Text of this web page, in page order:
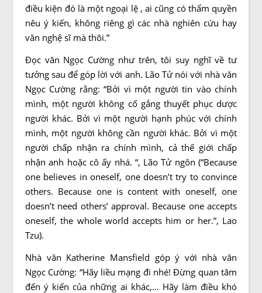
điều kiện đó là một ngoại lệ , ai cũng có thẩm quyền
nêu ý kiến, không riêng gì các nhà nghiên cứu hay
văn nghệ sĩ mà thôi.”
Đọc văn Ngọc Cường như trên, tôi suy nghĩ về tư
tưởng sau để góp lời với anh. Lão Tử nói với nhà văn
Ngọc Cường rằng: “Bởi vì một người tin vào chính
mình, một người không cố gắng thuyết phục dược
người khác. Bởi vì một người hạnh phúc với chính
mình, một người không cần người khác. Bởi vì một
người chấp nhận ra chính mình, cả thế giới chấp
nhận anh hoặc cô ấy nhá. “, Lão Tử ngôn (“Because
one believes in oneself, one doesn’t try to convince
others. Because one is content with oneself, one
doesn’t need others’ approval. Because one accepts
oneself, the whole world accepts him or her.”, Lao
Tzu).
Nhà văn Katherine Mansfield góp ý với nhà văn
Ngọc Cường: “Hãy liều mạng đi nhé! Đừng quan tâm
đến ý kiến ​​của những ai khác,… Hãy làm điều khó